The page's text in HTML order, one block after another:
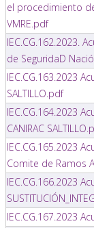
el procedimiento
VMRE.pdf
IEC.CG.162.2023.
de SeguridaD
IEC.CG.163.2023
SALTILLO.pdf
IEC.CG.164.2023
CANIRAC
IEC.CG.165.2023
Comite de Ramos
IEC.CG.166.2023
IEC.CG.167.2023